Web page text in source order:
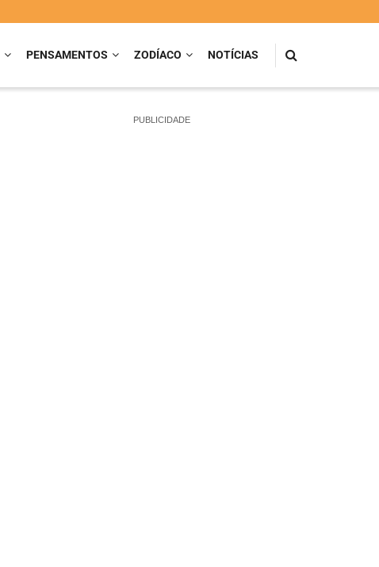
PENSAMENTOS ZODÍACO NOTÍCIAS
PUBLICIDADE